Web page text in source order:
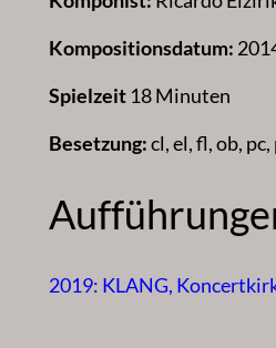
Kompositionsdatum:
Spielzeit 18 Minuten
Besetzung:cl, el, fl, ob, pc,
2019: KLANG,